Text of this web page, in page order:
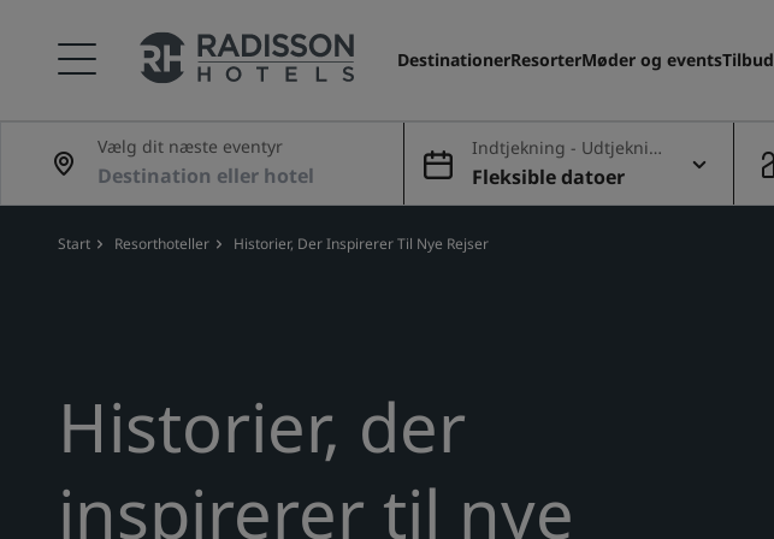
DestinationerResorterMøder og eventsTilbud
Vælg dit næste eventyr
Indtjekning - Udtjeknin
g
Fleksible datoer
Historier, der
inspirerer til nye
Start Resorthoteller Historier, Der Inspirerer Til Nye Rejser